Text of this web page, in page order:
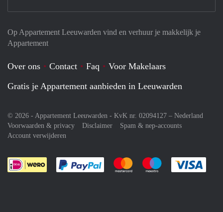
Op Appartement Leeuwarden vind en verhuur je makkelijk je
Appartement
Over ons Contact Faq
Voor Makelaars
Gratis je Appartement aanbieden in Leeuwarden
© 2026 - Appartement Leeuwarden - KvK nr. 02094127 – Nederland
Voorwaarden & privacy
Disclaimer
Spam & nep-accounts
Account verwijderen
Je rekent gemakkelijk af met Paypal
Je rekent gemakkelijk af met
Je rekent